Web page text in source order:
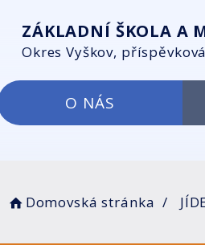
ZÁKLADNÍ ŠKOLA A
Okres Vyškov,
O NÁS
Domovská stránka